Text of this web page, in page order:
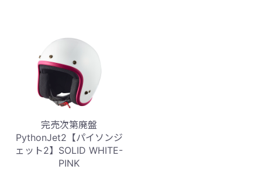
完売次第廃盤
PythonJet2【パイソンジ
ェット2】SOLID WHITE-
PINK